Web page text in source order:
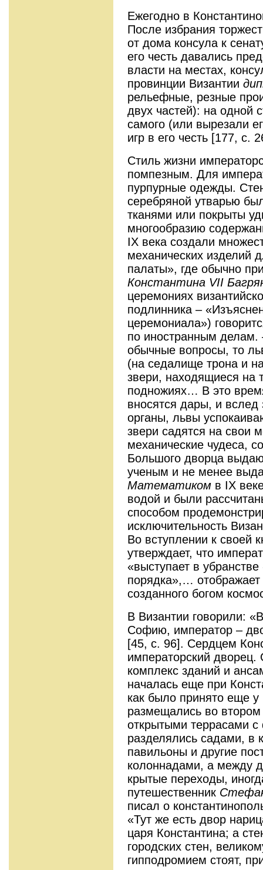
Ежегодно в
После избрания
от дома консула к
его честь давались
власти на местах,
провинции Византии
рельефные, резные
двух частей): на одной
самого (или вырезали
игр в его честь [177, с.
Стиль жизни
помпезным. Для
пурпурные одежды.
серебряной утварью
тканями или покрыты
многообразию
IX века создали
механических изделий
палаты», где обычно
Константина VII
церемониях
подлинника –
церемониала»)
по иностранным
обычные вопросы, то
(на седалище трона и
звери, находящиеся на
подножиях… В это
вносятся дары, и вслед
органы, львы
звери садятся на свои
механические чудеса,
Большого дворца
ученым и не менее
Математиком в IX
водой и были
способом
исключительность
Во вступлении к своей
утверждает, что
«выступает в
порядка»,…
созданного богом
В Византии говорили:
Софию, император –
[45, с. 96]. Сердцем
императорский
комплекс зданий и
началась еще при
как было принято еще
размещались во
открытыми террасами
разделялись садами, в
павильоны и другие
колоннадами, а между
крытые переходы,
путешественник
писал о
«Тут же есть двор
царя Константина; а
городских стен,
гипподромием стоят,